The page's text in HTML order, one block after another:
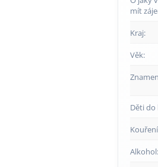
mít
Kraj:
Věk:
Děti
Alkohol: